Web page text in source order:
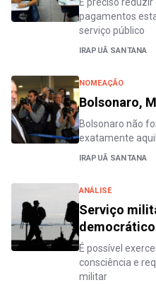
pagamentos
serviço público
IRAPUÃ SANTANA
NOMEAÇÃO
Bolsonaro,
Bolsonaro não
exatamente
IRAPUÃ SANTANA
ANÁLISE
Serviço
democrático
É possível
consciência e
militar